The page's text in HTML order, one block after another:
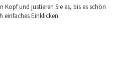
Kopf und justieren Sie es, bis es schön
einfaches Einklicken.